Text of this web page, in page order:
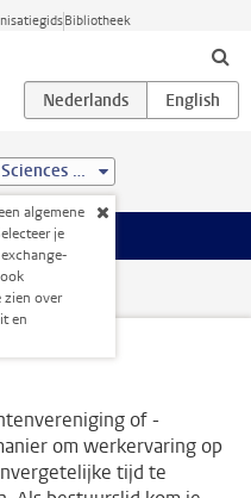
Bibliotheek
Bio-Pharmaceutical Sciences (MSc)
algemene
je
zien over
en
of -
om werkervaring op
tijd te